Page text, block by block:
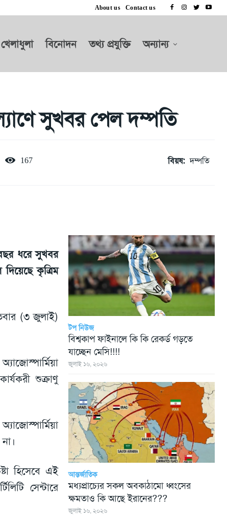
About us Contact us
খেলাধুলা বিনোদন তথ্য প্রযুক্তি অন্যান্য
সুখবর পেল দম্পতি
167 বিয়ষ: দম্পতি
ধরে সুখবর
কৃত্রিম
(৩ জুলাই)
শুক্রাণু
হিসেবে এই
সেন্টারে
টপ নিউজ
বিশ্বকাপ ফাইনালে কি কি রেকর্ড গড়তে
যাচ্ছেন মেসি!!!!
জুলাই ১৬, ২০২৬
আন্তর্জাতিক
মধ্যপ্রাচ্যের সকল অবকাঠামো ধ্বংসের
ক্ষমতাও কি আছে ইরানের???
জুলাই ১৬, ২০২৬